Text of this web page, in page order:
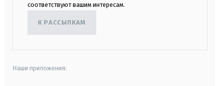
соответствуют вашим интересам.
К РАССЫЛКАМ
Наши приложения: